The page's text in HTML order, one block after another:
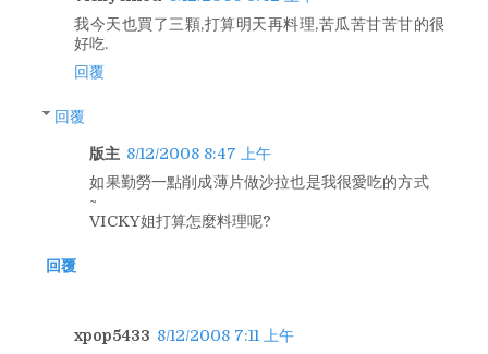
我今天也買了三顆,打算明天再料理,苦瓜苦甘苦甘的很
好吃.
回覆
回覆
版主 8/12/2008 8:47 上午
如果勤勞一點削成薄片做沙拉也是我很愛吃的方式
~
VICKY姐打算怎麼料理呢?
回覆
xpop5433 8/12/2008 7:11 上午